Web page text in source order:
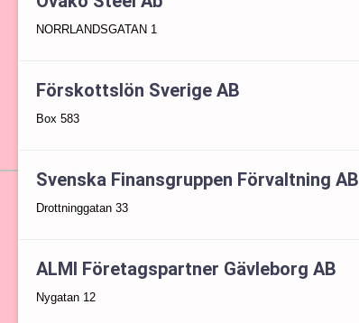
NORRLANDSGATAN 1
Förskottslön Sverige AB
Box 583
Svenska Finansgruppen Förvaltning AB
Drottninggatan 33
ALMI Företagspartner Gävleborg AB
Nygatan 12